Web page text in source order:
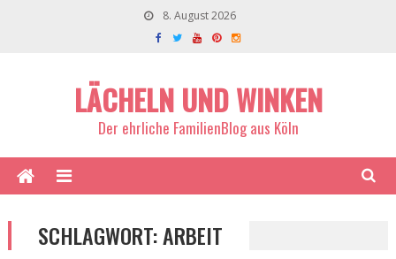
8. August 2026
LÄCHELN UND WINKEN
Der ehrliche FamilienBlog aus Köln
SCHLAGWORT:ARBEIT